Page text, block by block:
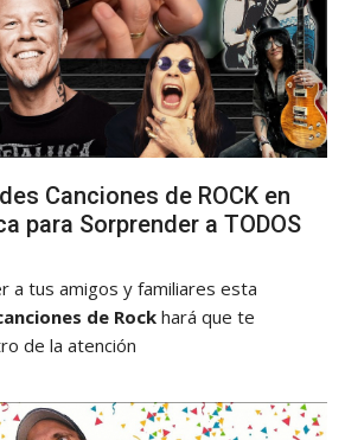
Canciones de ROCK en
para Sorprender a TODOS
a tus amigos y familiares esta
de Rock hará que te
de la atención